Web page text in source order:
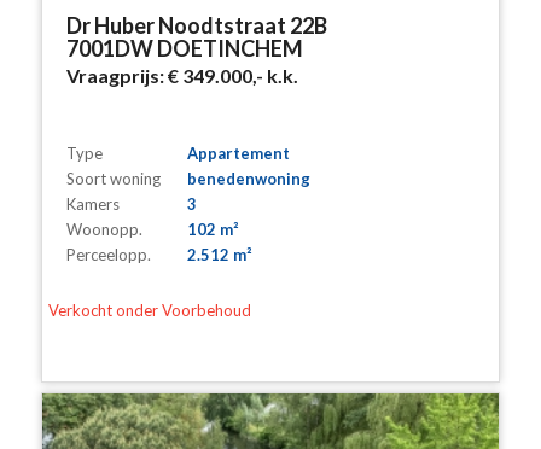
Dr Huber Noodtstraat 22B
7001DW DOETINCHEM
Vraagprijs:€ 349.000,- k.k.
Type
Appartement
Soort woning
benedenwoning
Kamers
3
Woonopp.
102 m²
Perceelopp.
2.512 m²
Verkocht onder Voorbehoud